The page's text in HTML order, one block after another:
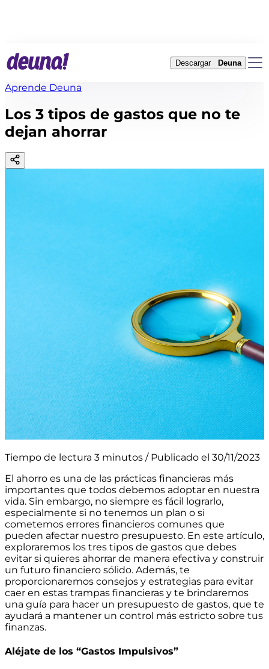
Descargar Deuna
Aprende Deuna
Los 3 tipos de gastos que no te
dejan ahorrar
Tiempo de lectura 3 minutos / Publicado el 30/11/2023
El ahorro es una de las prácticas financieras más
importantes que todos debemos adoptar en nuestra
vida. Sin embargo, no siempre es fácil lograrlo,
especialmente si no tenemos un plan o si
cometemos errores financieros comunes que
pueden afectar nuestro presupuesto. En este artículo,
exploraremos los tres tipos de gastos que debes
evitar si quieres ahorrar de manera efectiva y construir
un futuro financiero sólido. Además, te
proporcionaremos consejos y estrategias para evitar
caer en estas trampas financieras y te brindaremos
una guía para hacer un presupuesto de gastos, que te
ayudará a mantener un control más estricto sobre tus
finanzas.
Aléjate de los “Gastos Impulsivos”